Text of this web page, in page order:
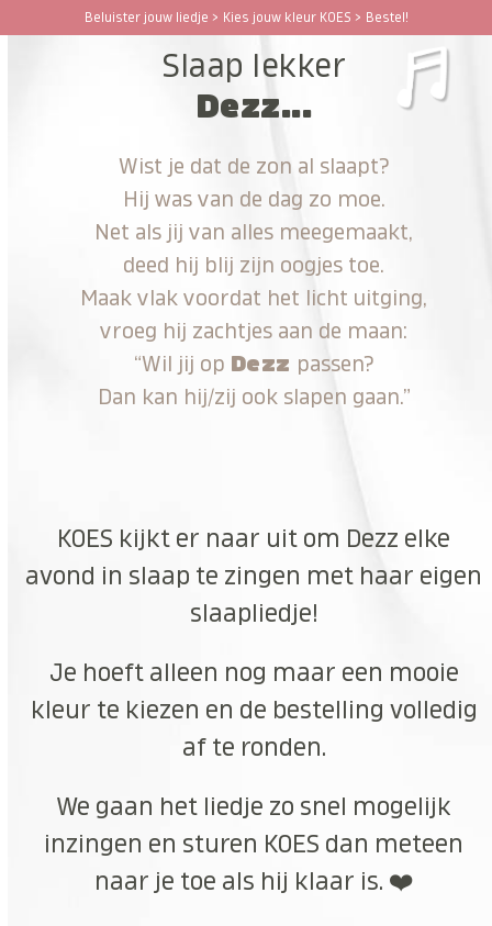
Beluister jouw liedje > Kies jouw kleur KOES > Bestel!
Open
Close
Slaap lekker
Dezz...
Wist je dat de zon al slaapt?
Hij was van de dag zo moe.
Net als jij van alles meegemaakt,
deed hij blij zijn oogjes toe.
Maak vlak voordat het licht uitging,
vroeg hij zachtjes aan de maan:
“Wil jij op Dezz passen?
Dan kan hij/zij ook slapen gaan.”
KOES kijkt er naar uit om Dezz elke
avond in slaap te zingen met haar eigen
slaapliedje!
Je hoeft alleen nog maar een mooie
kleur te kiezen en de bestelling volledig
af te ronden.
We gaan het liedje zo snel mogelijk
inzingen en sturen KOES dan meteen
naar je toe als hij klaar is. ❤️